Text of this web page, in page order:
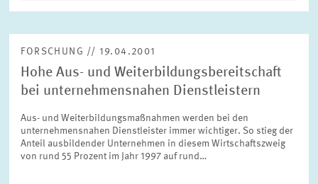
JAHRESBERICHT
FORSCHUNG // 19.04.2001
Hohe Aus- und Weiterbildungsbereitschaft
bei unternehmensnahen Dienstleistern
Aus- und Weiterbildungsmaßnahmen werden bei den
unternehmensnahen Dienstleister immer wichtiger. So stieg der
Anteil ausbildender Unternehmen in diesem Wirtschaftszweig
von rund 55 Prozent im Jahr 1997 auf rund…